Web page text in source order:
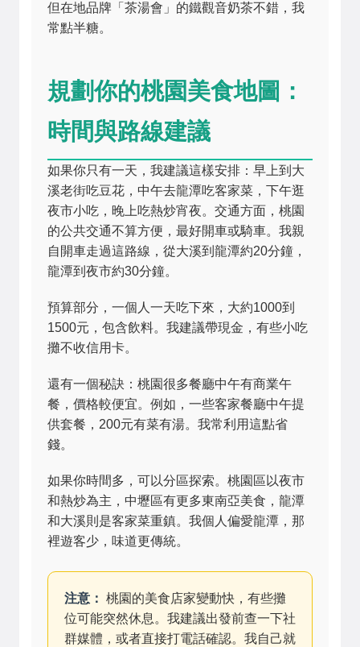
但在地品牌「茶湯會」的鐵觀音奶茶不錯，我
常點半糖。
規劃你的桃園美食地圖：
時間與路線建議
如果你只有一天，我建議這樣安排：早上到大
溪老街吃豆花，中午去龍潭吃客家菜，下午逛
夜市小吃，晚上吃熱炒宵夜。交通方面，桃園
的公共交通不算方便，最好開車或騎車。我親
自開車走過這路線，從大溪到龍潭約20分鐘，
龍潭到夜市約30分鐘。
預算部分，一個人一天吃下來，大約1000到
1500元，包含飲料。我建議帶現金，有些小吃
攤不收信用卡。
還有一個秘訣：桃園很多餐廳中午有商業午
餐，價格較便宜。例如，一些客家餐廳中午提
供套餐，200元有菜有湯。我常利用這點省
錢。
如果你時間多，可以分區探索。桃園區以夜市
和熱炒為主，中壢區有更多東南亞美食，龍潭
和大溪則是客家菜重鎮。我個人偏愛龍潭，那
裡遊客少，味道更傳統。
注意： 桃園的美食店家變動快，有些攤
位可能突然休息。我建議出發前查一下社
群媒體，或者直接打電話確認。我自己就